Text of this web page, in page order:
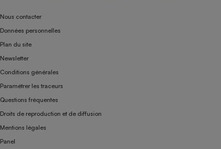
Nous contacter
Données personnelles
Plan du site
Newsletter
Conditions générales
Paramétrer les traceurs
Questions fréquentes
Droits de reproduction et de diffusion
Mentions légales
Panel